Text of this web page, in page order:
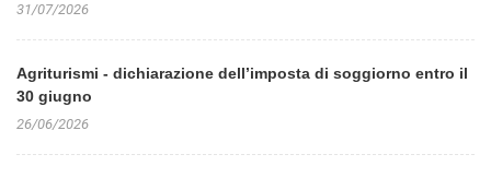
31/07/2026
Agriturismi - dichiarazione dell’imposta di soggiorno entro il
30 giugno
26/06/2026